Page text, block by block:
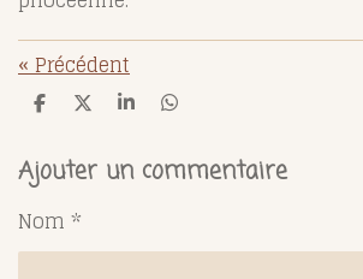
«Précédent
P
t
a
e
r
P
t
a
r
P
t
a
r
P
t
a
r
Ajouter un commentaire
Nom *